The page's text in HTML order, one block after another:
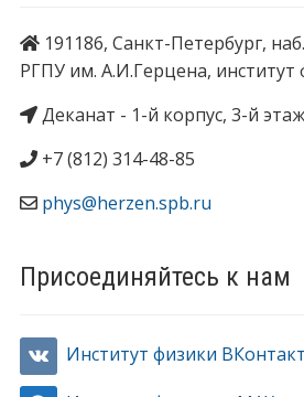
191186, Санкт-Петербург,
РГПУ им. А.И.Герцена, институт
Деканат - 1-й корпус, 3-й
+7 (812) 314-48-85
phys@herzen.spb.ru
Присоединяйтесь к нам
Институт физики